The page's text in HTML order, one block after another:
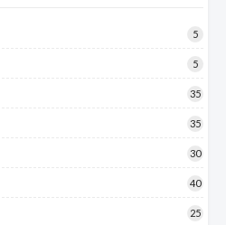
5
5
35
35
30
40
25